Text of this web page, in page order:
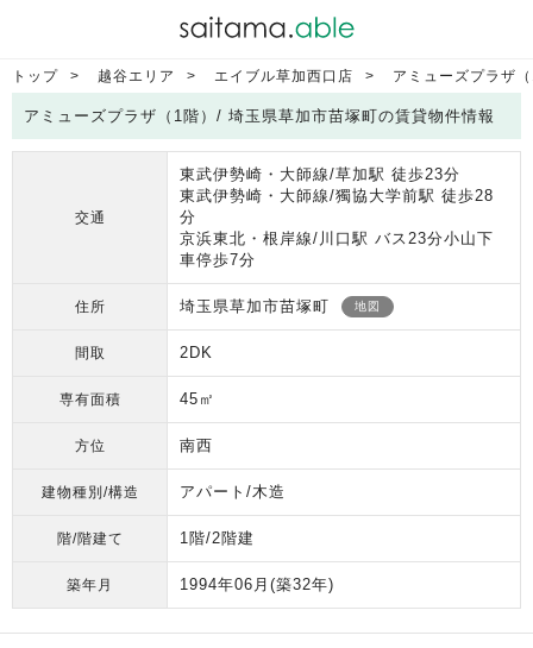
トップ 越谷エリア エイブル草加西口店 アミューズプラザ
アミューズプラザ（1階）/ 埼玉県草加市苗塚町の賃貸物件情報
交通
東武伊勢崎・大師線/草加駅 徒歩23分
東武伊勢崎・大師線/獨協大学前駅 徒歩28
分
京浜東北・根岸線/川口駅 バス23分小山下
車停歩7分
住所 埼玉県草加市苗塚町 地図
間取 2DK
専有面積 45㎡
方位 南西
建物種別/構造 アパート/木造
階/階建て 1階/2階建
築年月 1994年06月 (築32年)